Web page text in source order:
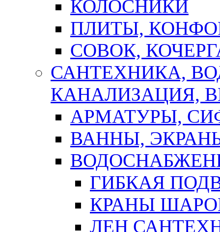
КОЛОСНИКИ
ПЛИТЫ,
СОВОК,
САНТЕХНИКА,
КАНАЛИЗАЦИЯ,
АРМАТУРЫ,
ВАННЫ,
ГИБКАЯ
КРАНЫ
ЛЕН